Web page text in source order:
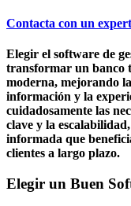
Contacta con un
Elegir el software de
transformar un banco
moderna, mejorando
información y la
cuidadosamente las
clave y la
informada que
clientes a largo plazo.
Elegir un Buen